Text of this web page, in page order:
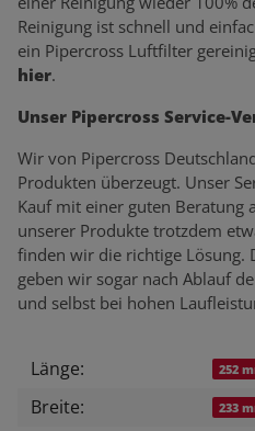
Reinigung ist schnell und
ein Pipercross Luftfilter
hier.
Unser Pipercross Service-
Wir von Pipercross
Produkten überzeugt. Unser
Kauf mit einer guten Beratung
unserer Produkte trotzdem
finden wir die richtige Lösung.
geben wir sogar nach Ablauf
und selbst bei hohen
Produkteigenschaft
Wert
Länge: 252
Breite: 233